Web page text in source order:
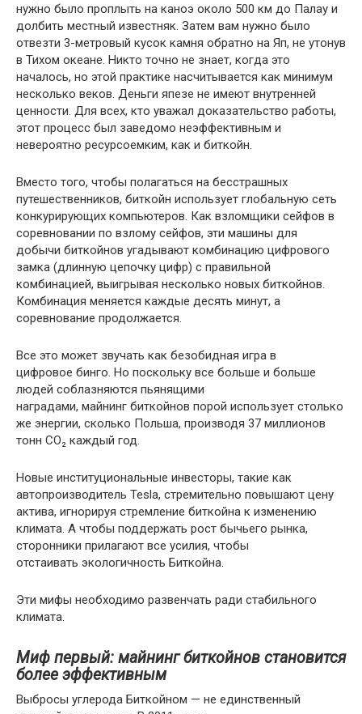
нужно было проплыть на каноэ около 500 км до Палау и
долбить местный известняк. Затем вам нужно было
отвезти 3-метровый кусок камня обратно на Яп, не утонув
в Тихом океане. Никто точно не знает, когда это
началось, но этой практике насчитывается как минимум
несколько веков. Деньги япезе не имеют внутренней
ценности. Для всех, кто уважал доказательство работы,
этот процесс был заведомо неэффективным и
невероятно ресурсоемким, как и биткойн.
Вместо того, чтобы полагаться на бесстрашных
путешественников, биткойн использует глобальную сеть
конкурирующих компьютеров. Как взломщики сейфов в
соревновании по взлому сейфов, эти машины для
добычи биткойнов угадывают комбинацию цифрового
замка (длинную цепочку цифр) с правильной
комбинацией, выигрывая несколько новых биткойнов.
Комбинация меняется каждые десять минут, а
соревнование продолжается.
Все это может звучать как безобидная игра в
цифровое бинго. Но поскольку все больше и больше
людей соблазняются пьянящими
наградами, майнинг биткойнов порой использует столько
же энергии, сколько Польша, производя 37 миллионов
тонн CO₂ каждый год.
Новые институциональные инвесторы, такие как
автопроизводитель Tesla, стремительно повышают цену
актива, игнорируя стремление биткойна к изменению
климата. А чтобы поддержать рост бычьего рынка,
сторонники прилагают все усилия, чтобы
отстаивать экологичность Биткойна.
Эти мифы необходимо развенчать ради стабильного
климата.
Миф первый: майнинг биткойнов становится
более эффективным
Выбросы углерода Биткойном — не единственный